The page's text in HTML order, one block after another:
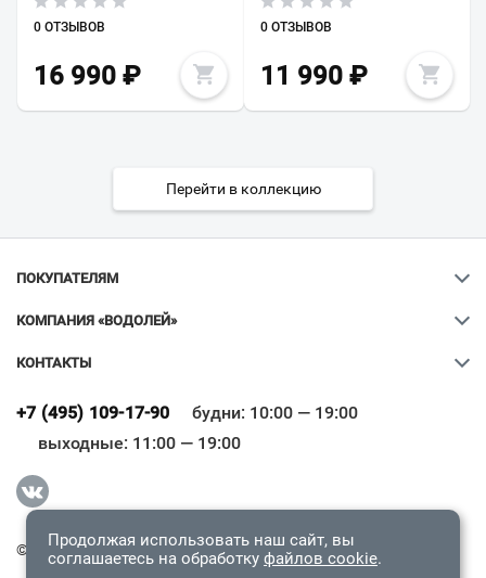
0 ОТЗЫВОВ
16 990 ₽
0 ОТЗЫВОВ
11 990₽
Перейти в коллекцию
ПОКУПАТЕЛЯМ
КОМПАНИЯ «ВОДОЛЕЙ»
КОНТАКТЫ
+7 (495) 109-17-90
будни: 10:00 — 19:00
выходные: 11:00 — 19:00
© 2009-2026 «Водолей Онлайн». Все права защищены.
Всё верно
Продолжая использовать наш сайт, вы
соглашаетесь на обработку файлов cookie.